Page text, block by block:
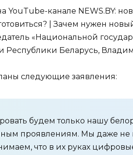
YouTube-канале NEWS.BY:
| Зачем нужен
«Национальной
Беларусь,
следующие заявления:
будем только нашу
проявлениям. Мы даже не
что в их руках